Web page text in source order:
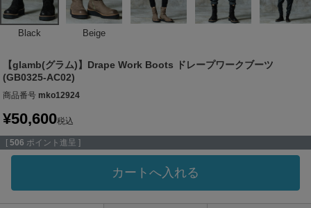
Black Beige
【glamb(グラム)】Drape Work Boots ドレープワークブーツ
(GB0325-AC02)
商品番号 mko12924
¥50,600税込
[ 506 ポイント進呈 ]
カートへ入れる